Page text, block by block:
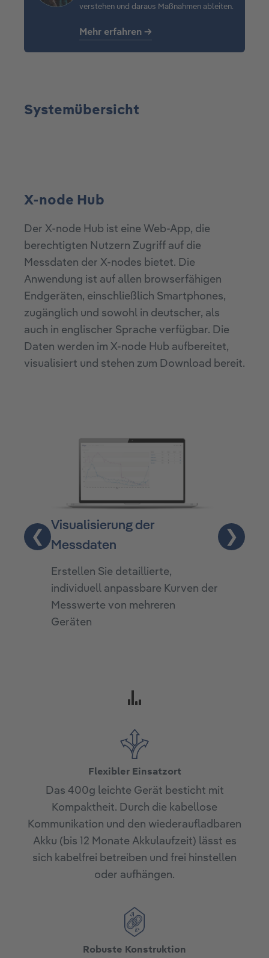
verstehen und daraus Maßnahmen ableiten.
Mehr erfahren →
Systemübersicht
X-node Hub
Der X-node Hub ist eine Web-App, die
berechtigten Nutzern Zugriff auf die
Messdaten der X-nodes bietet. Die
Anwendung ist auf allen browserfähigen
Endgeräten, einschließlich Smartphones,
zugänglich und sowohl in deutscher, als
auch in englischer Sprache verfügbar. Die
Daten werden im X-node Hub aufbereitet,
visualisiert und stehen zum Download bereit.
❮
Visualisierung der
Messdaten
Erstellen Sie detaillierte,
individuell anpassbare Kurven der
Messwerte von mehreren
Geräten
Eine
❯
Flexibler Einsatzort
Das 400g leichte Gerät besticht mit
Kompaktheit. Durch die kabellose
Kommunikation und den wiederaufladbaren
Akku (bis 12 Monate Akkulaufzeit) lässt es
sich kabelfrei betreiben und frei hinstellen
oder aufhängen.
Robuste Konstruktion